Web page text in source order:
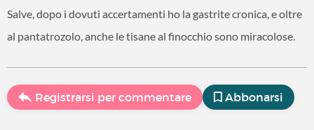
Salve, dopo i dovuti accertamenti ho la gastrite cronica, e oltre
al pantatrozolo, anche le tisane al finocchio sono miracolose.
Registrarsi per commentare Abbonarsi